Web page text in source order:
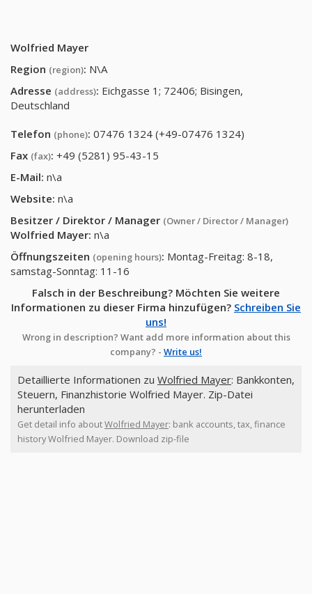
Wolfried Mayer
Region (region): N\A
Adresse (address): Eichgasse 1; 72406; Bisingen,
Deutschland
Telefon (phone): 07476 1324 (+49-07476 1324)
Fax (fax): +49 (5281) 95-43-15
E-Mail: n\a
Website: n\a
Besitzer / Direktor / Manager (Owner / Director / Manager)
Wolfried Mayer: n\a
Öffnungszeiten (opening hours): Montag-Freitag: 8-18,
samstag-Sonntag: 11-16
Falsch in der Beschreibung? Möchten Sie weitere
Informationen zu dieser Firma hinzufügen? Schreiben Sie
uns!
Wrong in description? Want add more information about this
company? - Write us!
Detaillierte Informationen zu Wolfried Mayer: Bankkonten,
Steuern, Finanzhistorie Wolfried Mayer. Zip-Datei
herunterladen
Get detail info aboutWolfried Mayer: bank accounts, tax, finance
history Wolfried Mayer. Download zip-file